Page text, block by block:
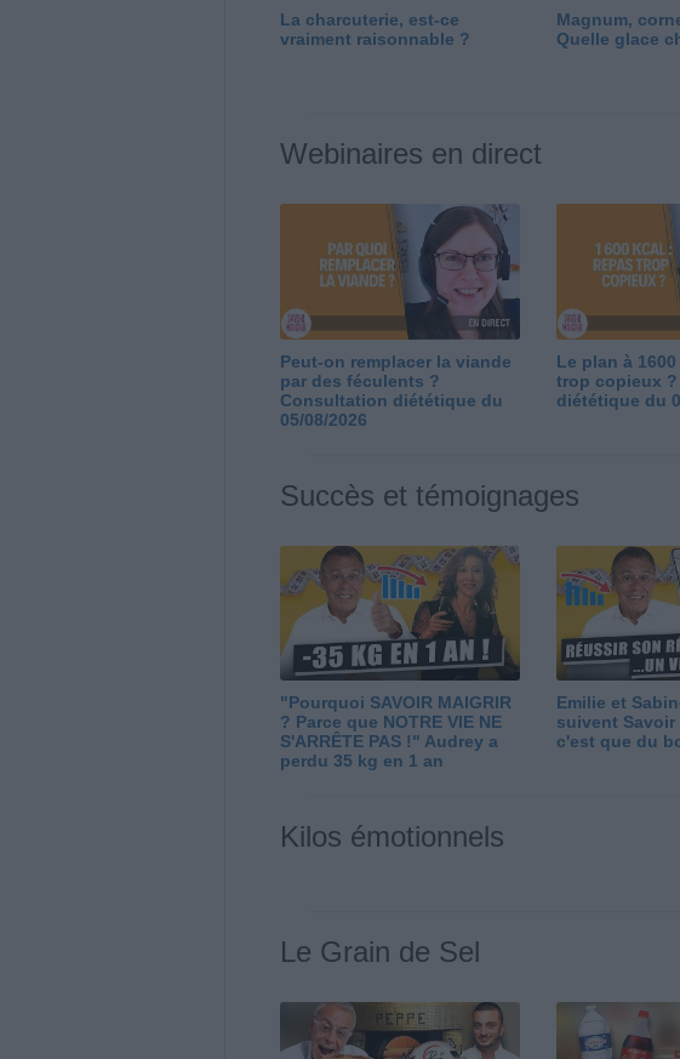
La charcuterie, est-ce
vraiment raisonnable ?
Magnum,
Quelle glace
Webinaires en direct
Peut-on remplacer la viande
par des féculents ?
Consultation diététique du
05/08/2026
Le plan à
trop copieux
diététique du
Succès et témoignages
"Pourquoi SAVOIR MAIGRIR
? Parce que NOTRE VIE NE
S'ARRÊTE PAS !" Audrey a
perdu 35 kg en 1 an
Emilie et
suivent Savoir
c'est que du
Kilos émotionnels
Le Grain de Sel